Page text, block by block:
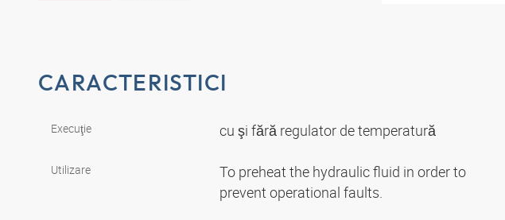
CARACTERISTICI
Execuţie cu şi fără regulator de temperatură
Utilizare
To preheat the hydraulic fluid in order to
prevent operational faults.